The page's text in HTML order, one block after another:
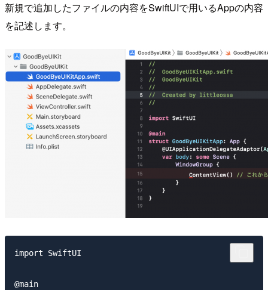
新規で追加したファイルの内容をSwiftUIで用いるAppの内容
を記述します。
import SwiftUI
@main